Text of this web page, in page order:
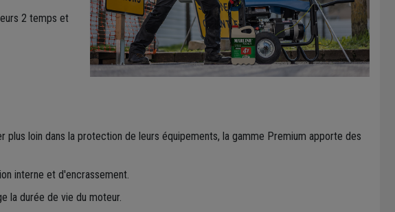
2 temps et
plus loin dans la protection de leurs équipements, la gamme Premium apporte des
interne et d'encrassement.
la durée de vie du moteur.